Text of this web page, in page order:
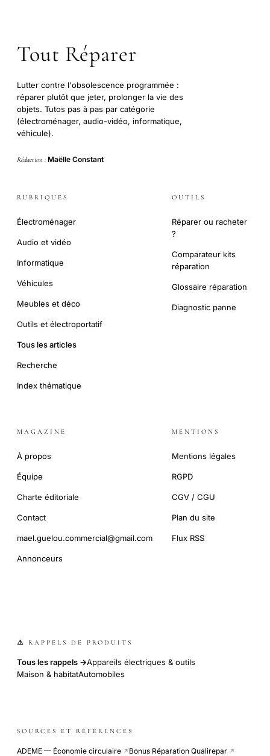
Tout Réparer
Lutter contre l'obsolescence programmée :
réparer plutôt que jeter, prolonger la vie des
objets. Tutos pas à pas par catégorie
(électroménager, audio-vidéo, informatique,
véhicule).
Rédaction : Maëlle Constant
RUBRIQUES
Électroménager
Audio et vidéo
Informatique
Véhicules
Meubles et déco
Outils et électroportatif
Tous les articles
Recherche
Index thématique
OUTILS
Réparer ou racheter
?
Comparateur kits
réparation
Glossaire réparation
Diagnostic panne
MAGAZINE
À propos
Équipe
Charte éditoriale
Contact
mael.guelou.commercial@gmail.com
Annonceurs
MENTIONS
Mentions légales
RGPD
CGV / CGU
Plan du site
Flux RSS
⚠️ RAPPELS DE PRODUITS
Tous les rappels →Appareils électriques & outils
Maison & habitatAutomobiles
SOURCES ET RÉFÉRENCES
ADEME — Économie circulaire ↗ Bonus Réparation Qualirepar ↗